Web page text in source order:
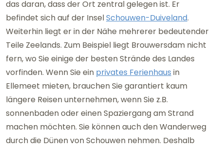
das daran, dass der Ort zentral gelegen ist. Er
befindet sich auf der InselSchouwen-Duiveland.
Weiterhin liegt er in der Nähe mehrerer bedeutender
Teile Zeelands. Zum Beispiel liegt Brouwersdam nicht
fern, wo Sie einige der besten Strände des Landes
vorfinden. Wenn Sie ein privates Ferienhaus in
Ellemeet mieten, brauchen Sie garantiert kaum
längere Reisen unternehmen, wenn Sie z.B.
sonnenbaden oder einen Spaziergang am Strand
machen möchten. Sie können auch den Wanderweg
durch die Dünen von Schouwen nehmen. Deshalb